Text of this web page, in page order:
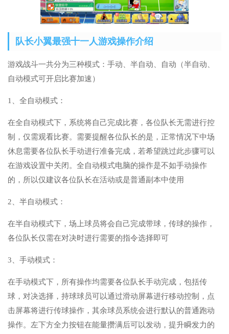
队长小翼最强十一人游戏操作介绍
游戏战斗一共分为三种模式：手动、半自动、自动（半自动、
自动模式可开启比赛加速）
1、全自动模式：
在全自动模式下，系统将自己完成比赛，各位队长无需进行控
制，仅需观看比赛。需要提醒各位队长的是，正常情况下中场
休息需要各位队长手动进行准备完成，若希望跳过此步骤可以
在游戏设置中关闭。全自动模式电脑的操作是不如手动操作
的，所以仅建议各位队长在活动或是普通副本中使用
2、半自动模式：
在半自动模式下，场上球员将会自己完成带球，传球的操作，
各位队长仅需在对决时进行需要的指令选择即可
3、手动模式：
在手动模式下，所有操作均需要各位队长手动完成，包括传
球，对决选择，持球球员可以通过滑动屏幕进行移动控制，点
击屏幕将进行传球操作，其余球员系统会进行默认的普通跑动
操作。左下方全力按钮在能量攒满后可以发动，提升瞬发力的